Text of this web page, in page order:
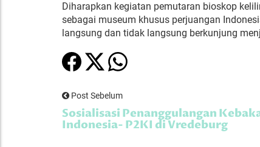
Diharapkan kegiatan pemutaran bioskop
sebagai museum khusus perjuangan
langsung dan tidak langsung berkunjung
Post Sebelum
Sosialisasi Penanggulangan
Indonesia- P2KI di Vredeburg